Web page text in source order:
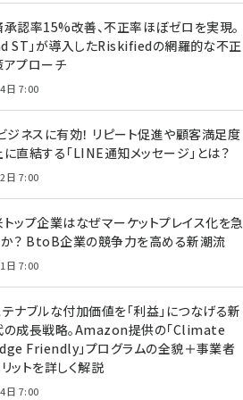
認率15%改善、不正率ほぼゼロを実現。
ST」が導入したRiskifiedの網羅的な不正
アプローチ
日 7:00
ジネスに有効！ リピート促進や顧客満足度
直結する「LINE通知メッセージ」とは？
日 7:00
ップ企業はなぜマーケットプレイス化を急
か？ BtoB企業の競争力を高める新潮流
日 7:00
ナブルな付加価値を「利益」につなげる新
の成長戦略。Amazon提供の「Climate
Friendly」プログラムの全貌＋事業者
ットを詳しく解説
日 7:00